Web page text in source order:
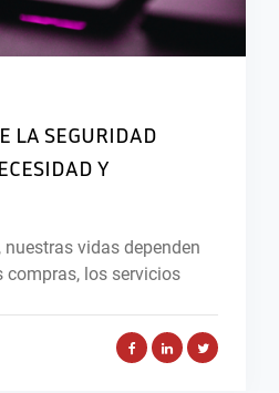
LA SEGURIDAD
Y
nuestras vidas dependen
compras, los servicios